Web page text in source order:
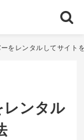
ーをレンタルしてサイト
レンタル